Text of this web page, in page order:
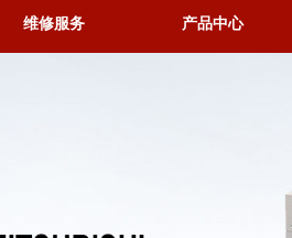
维修服务 产品中心